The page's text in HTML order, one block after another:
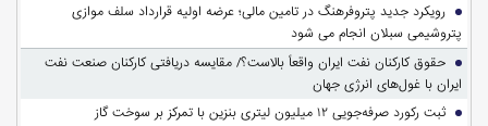
رویکرد جدید پتروفرهنگ در تامین مالی؛ عرضه اولیه قرارداد سلف موازی
پتروشیمی سبلان انجام می شود
حقوق کارکنان نفت ایران واقعاً بالاست؟/ مقایسه دریافتی کارکنان صنعت نفت
ایران با غول‌های انرژی جهان
ثبت رکورد صرفه‌جویی ۱۲ میلیون لیتری بنزین با تمرکز بر سوخت گاز